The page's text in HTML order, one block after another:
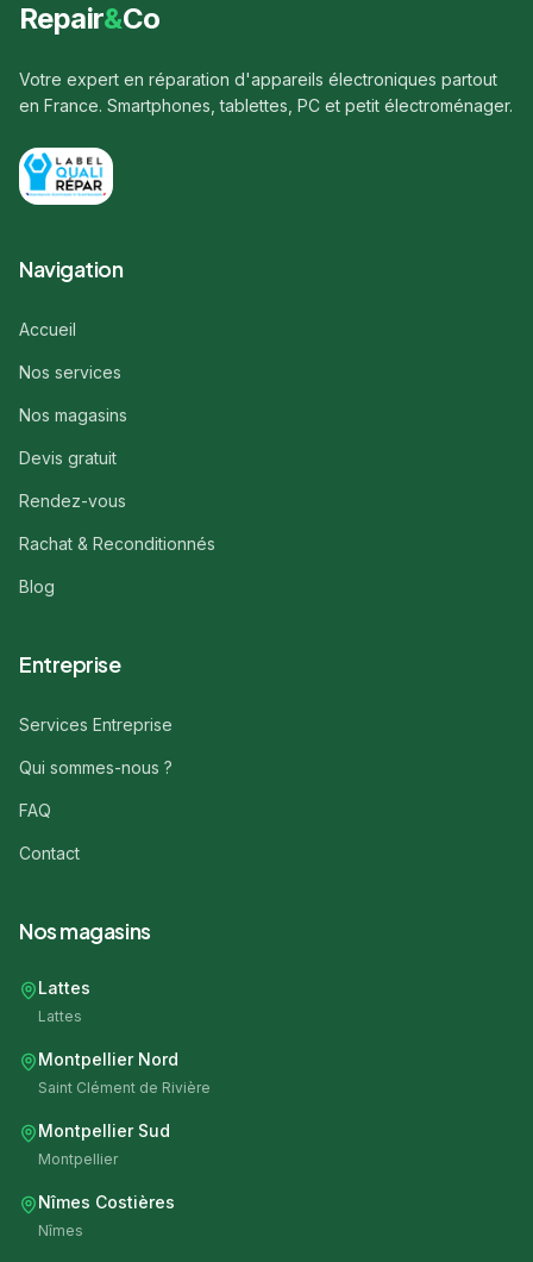
Repair&Co
Votre expert en réparation d'appareils électroniques partout
en France. Smartphones, tablettes, PC et petit électroménager.
Navigation
Accueil
Nos services
Nos magasins
Devis gratuit
Rendez-vous
Rachat & Reconditionnés
Blog
Entreprise
Services Entreprise
Qui sommes-nous ?
FAQ
Contact
Nos magasins
Lattes
Lattes
Montpellier Nord
Saint Clément de Rivière
Montpellier Sud
Montpellier
Nîmes Costières
Nîmes